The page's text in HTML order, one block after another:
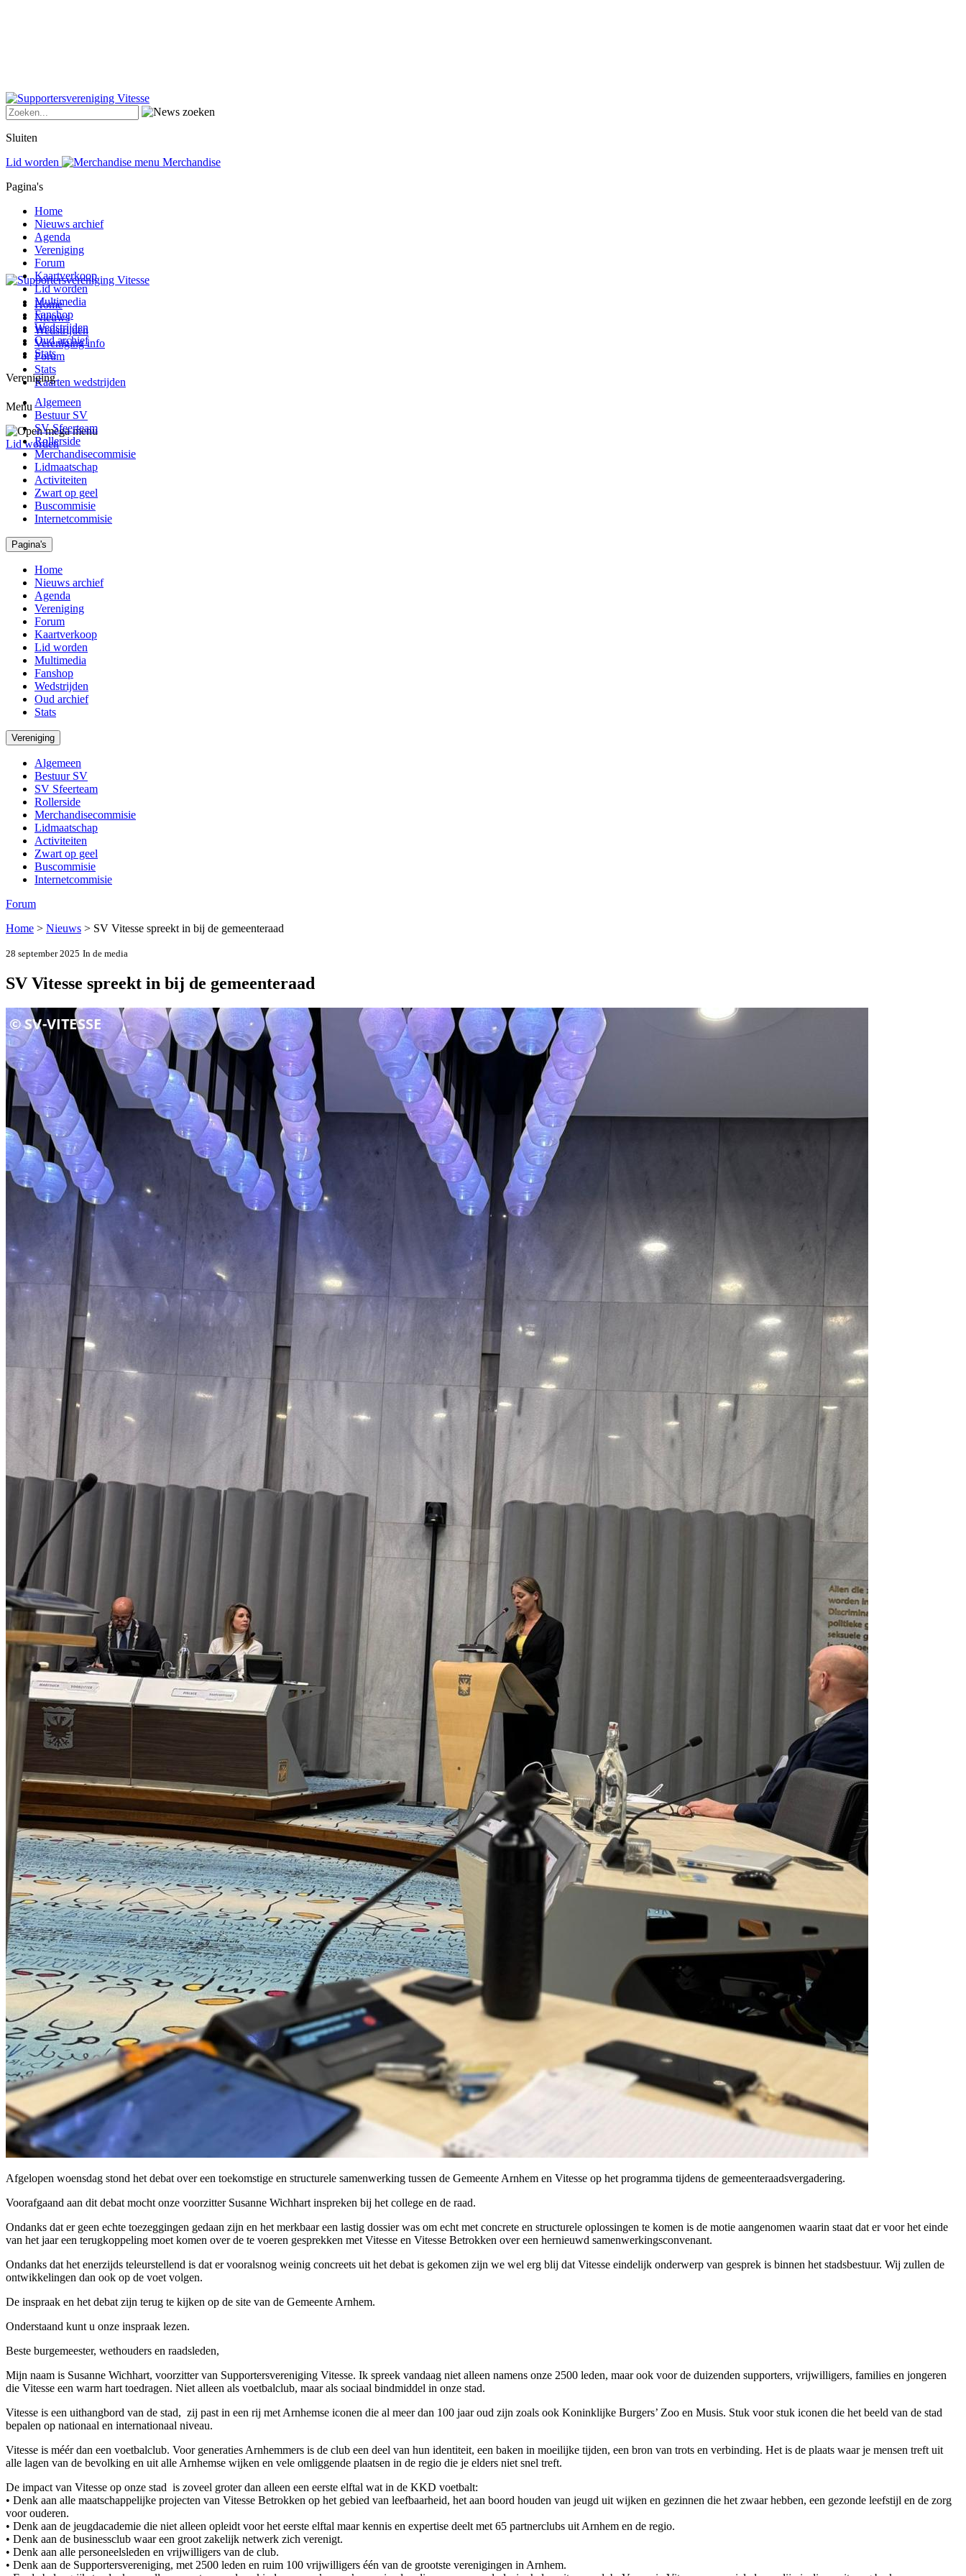
Home
Nieuws
Wedstrijden
Vereniging info
Forum
Stats
Kaarten wedstrijden
Menu
Lid worden
Sluiten
Lid worden
Merchandise
Pagina's
Home
Nieuws archief
Agenda
Vereniging
Forum
Kaartverkoop
Lid worden
Multimedia
Fanshop
Wedstrijden
Oud archief
Stats
Vereniging
Algemeen
Bestuur SV
SV Sfeerteam
Rollerside
Merchandisecommisie
Lidmaatschap
Activiteiten
Zwart op geel
Buscommisie
Internetcommisie
Pagina's
Home
Nieuws archief
Agenda
Vereniging
Forum
Kaartverkoop
Lid worden
Multimedia
Fanshop
Wedstrijden
Oud archief
Stats
Vereniging
Algemeen
Bestuur SV
SV Sfeerteam
Rollerside
Merchandisecommisie
Lidmaatschap
Activiteiten
Zwart op geel
Buscommisie
Internetcommisie
Forum
Home > Nieuws > SV Vitesse spreekt in bij de gemeenteraad
28 september 2025 In de media
SV Vitesse spreekt in bij de gemeenteraad
Afgelopen woensdag stond het debat over een toekomstige en structurele samenwerking tussen de Gemeente Arnhem en Vitesse op het programma tijdens de gemeenteraadsvergadering.
Voorafgaand aan dit debat mocht onze voorzitter Susanne Wichhart inspreken bij het college en de raad.
Ondanks dat er geen echte toezeggingen gedaan zijn en het merkbaar een lastig dossier was om echt met concrete en structurele oplossingen te komen is de motie aangenomen waarin staat dat er voor het einde
van het jaar een terugkoppeling moet komen over de te voeren gesprekken met Vitesse en Vitesse Betrokken over een hernieuwd samenwerkingsconvenant.
Ondanks dat het enerzijds teleurstellend is dat er vooralsnog weinig concreets uit het debat is gekomen zijn we wel erg blij dat Vitesse eindelijk onderwerp van gesprek is binnen het stadsbestuur. Wij zullen de
ontwikkelingen dan ook op de voet volgen.
De inspraak en het debat zijn terug te kijken op de site van de Gemeente Arnhem.
Onderstaand kunt u onze inspraak lezen.
Beste burgemeester, wethouders en raadsleden,
Mijn naam is Susanne Wichhart, voorzitter van Supportersvereniging Vitesse. Ik spreek vandaag niet alleen namens onze 2500 leden, maar ook voor de duizenden supporters, vrijwilligers, families en jongeren
die Vitesse een warm hart toedragen. Niet alleen als voetbalclub, maar als sociaal bindmiddel in onze stad.
Vitesse is een uithangbord van de stad, zij past in een rij met Arnhemse iconen die al meer dan 100 jaar oud zijn zoals ook Koninklijke Burgers’ Zoo en Musis. Stuk voor stuk iconen die het beeld van de stad
bepalen op nationaal en internationaal niveau.
Vitesse is méér dan een voetbalclub. Voor generaties Arnhemmers is de club een deel van hun identiteit, een baken in moeilijke tijden, een bron van trots en verbinding. Het is de plaats waar je mensen treft uit
alle lagen van de bevolking en uit alle Arnhemse wijken en vele omliggende plaatsen in de regio die je elders niet snel treft.
De impact van Vitesse op onze stad is zoveel groter dan alleen een eerste elftal wat in de KKD voetbalt:
• Denk aan alle maatschappelijke projecten van Vitesse Betrokken op het gebied van leefbaarheid, het aan boord houden van jeugd uit wijken en gezinnen die het zwaar hebben, een gezonde leefstijl en de zorg
voor ouderen.
• Denk aan de jeugdacademie die niet alleen opleidt voor het eerste elftal maar kennis en expertise deelt met 65 partnerclubs uit Arnhem en de regio.
• Denk aan de businessclub waar een groot zakelijk netwerk zich verenigt.
• Denk aan alle personeelsleden en vrijwilligers van de club.
• Denk aan de Supportersvereniging, met 2500 leden en ruim 100 vrijwilligers één van de grootste verenigingen in Arnhem.